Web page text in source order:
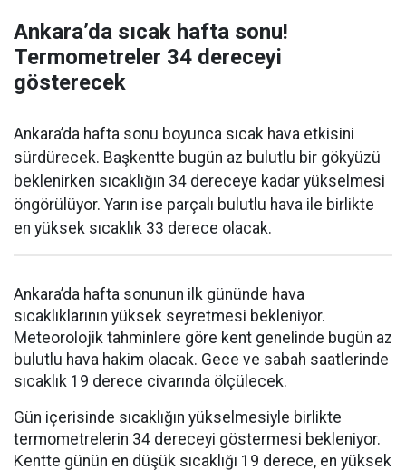
Ankara’da sıcak hafta sonu!
Termometreler 34 dereceyi
gösterecek
Ankara’da hafta sonu boyunca sıcak hava etkisini
sürdürecek. Başkentte bugün az bulutlu bir gökyüzü
beklenirken sıcaklığın 34 dereceye kadar yükselmesi
öngörülüyor. Yarın ise parçalı bulutlu hava ile birlikte
en yüksek sıcaklık 33 derece olacak.
Ankara’da hafta sonunun ilk gününde hava
sıcaklıklarının yüksek seyretmesi bekleniyor.
Meteorolojik tahminlere göre kent genelinde bugün az
bulutlu hava hakim olacak. Gece ve sabah saatlerinde
sıcaklık 19 derece civarında ölçülecek.
Gün içerisinde sıcaklığın yükselmesiyle birlikte
termometrelerin 34 dereceyi göstermesi bekleniyor.
Kentte günün en düşük sıcaklığı 19 derece, en yüksek